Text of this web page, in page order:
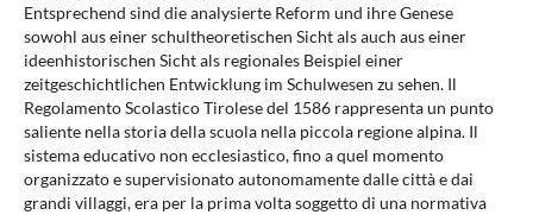
Entsprechend sind die analysierte Reform und ihre Genese
sowohl aus einer schultheoretischen Sicht als auch aus einer
ideenhistorischen Sicht als regionales Beispiel einer
zeitgeschichtlichen Entwicklung im Schulwesen zu sehen. Il
Regolamento Scolastico Tirolese del 1586 rappresenta un punto
saliente nella storia della scuola nella piccola regione alpina. Il
sistema educativo non ecclesiastico, fino a quel momento
organizzato e supervisionato autonomamente dalle città e dai
grandi villaggi, era per la prima volta soggetto di una normativa